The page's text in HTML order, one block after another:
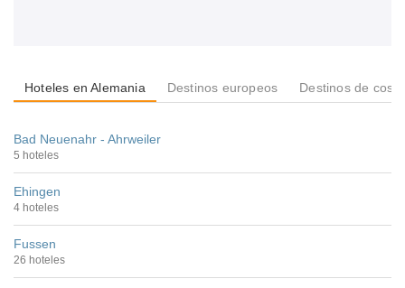
Hoteles en Alemania Destinos europeos Destinos de
Bad Neuenahr - Ahrweiler
5 hoteles
Ehingen
4 hoteles
Fussen
26 hoteles